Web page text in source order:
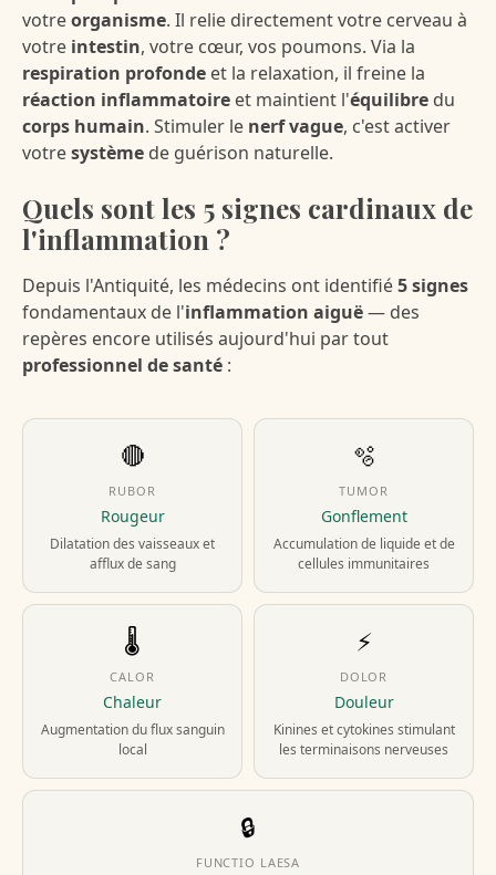
votreorganisme. Il relie directement votre cerveau à
votre intestin, votre cœur, vos poumons. Via la
respiration profonde et la relaxation, il freine la
réaction inflammatoire et maintient l'équilibre du
corps humain. Stimuler le nerf vague, c'est activer
votresystème de guérison naturelle.
Quels sont les 5 signes cardinaux de
l'inflammation ?
Depuis l'Antiquité, les médecins ont identifié5 signes
fondamentaux de l'inflammation aiguë— des
repères encore utilisés aujourd'hui par tout
professionnel de santé :
🔴
RUBOR
Rougeur
Dilatation des vaisseaux et
afflux de sang
🫧
TUMOR
Gonflement
Accumulation de liquide et de
cellules immunitaires
🌡️
CALOR
Chaleur
Augmentation du flux sanguin
local
⚡
DOLOR
Douleur
Kinines et cytokines stimulant
les terminaisons nerveuses
🔒
FUNCTIO LAESA